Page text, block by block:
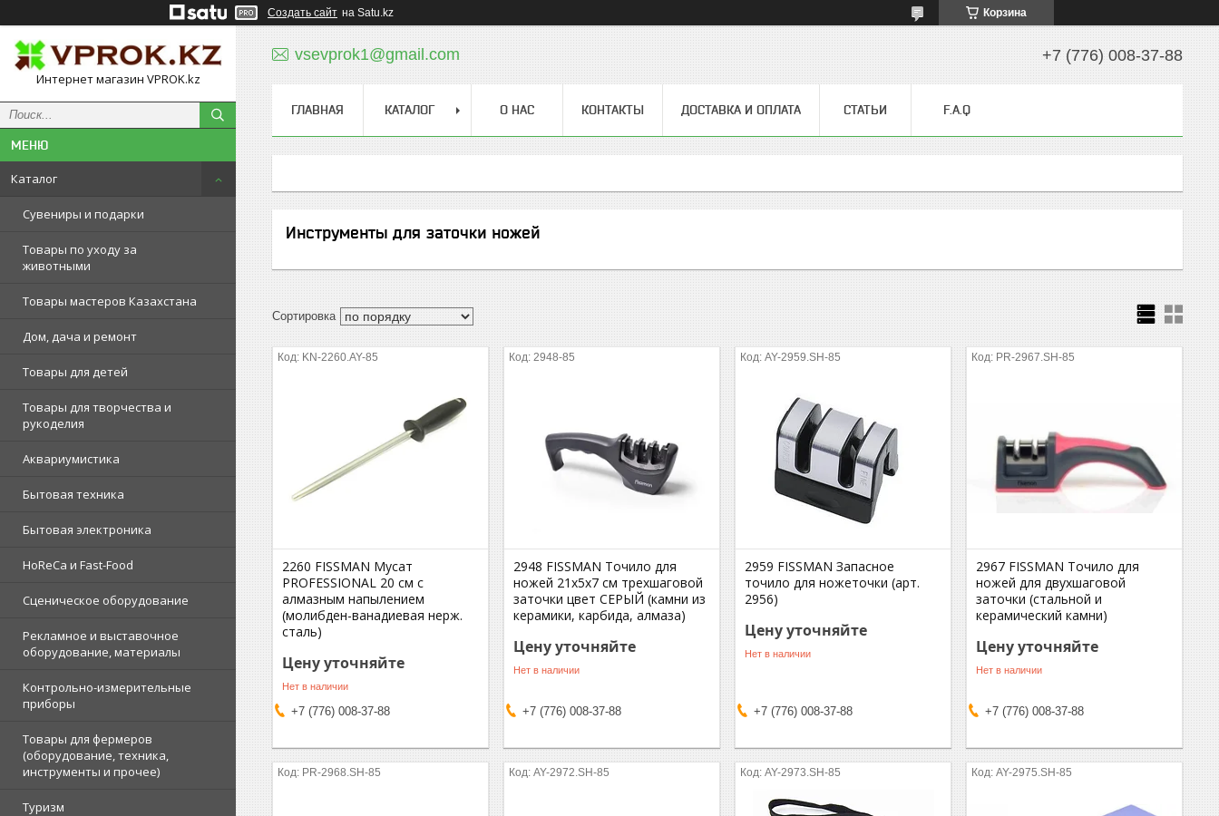
Создать сайт на Satu.kz Корзина
Интернет магазин VPROK.kz
Каталог
Сувениры и подарки
Товары по уходу за
животными
Товары мастеров Казахстана
Дом, дача и ремонт
Товары для детей
Товары для творчества и
рукоделия
Аквариумистика
Бытовая техника
Бытовая электроника
HoReCa и Fast-Food
Сценическое оборудование
Рекламное и выставочное
оборудование, материалы
Контрольно-измерительные
приборы
Товары для фермеров
(оборудование, техника,
инструменты и прочее)
Туризм
vsevprok1@gmail.com +7 (776) 008-37-88
ГЛАВНАЯ КАТАЛОГ О НАС КОНТАКТЫ ДОСТАВКА И ОПЛАТА СТАТЬИ F.A.Q
Инструменты для заточки ножей
KN-2260.AY-85
2260 FISSMAN Мусат
PROFESSIONAL 20 см с
алмазным напылением
(молибден-ванадиевая нерж.
сталь)
Цену уточняйте
Нет в наличии
+7 (776) 008-37-88
2948-85
2948 FISSMAN Точило для
ножей 21x5x7 см трехшаговой
заточки цвет СЕРЫЙ (камни из
керамики, карбида, алмаза)
Цену уточняйте
Нет в наличии
+7 (776) 008-37-88
AY-2959.SH-85
2959 FISSMAN Запасное
точило для ножеточки (арт.
2956)
Цену уточняйте
Нет в наличии
+7 (776) 008-37-88
PR-2967.SH-85
2967 FISSMAN Точило для
ножей для двухшаговой
заточки (стальной и
керамический камни)
Цену уточняйте
Нет в наличии
+7 (776) 008-37-88
PR-2968.SH-85 AY-2972.SH-85 AY-2973.SH-85 AY-2975.SH-85